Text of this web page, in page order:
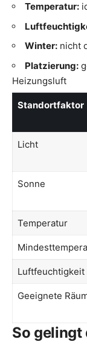
Temperatur:
Winter: nicht
Platzierung:
Heizungsluft
Standortfaktor
Licht
Sonne
Temperatur
Luftfeuchtigkeit
Geeignete
So gelingt